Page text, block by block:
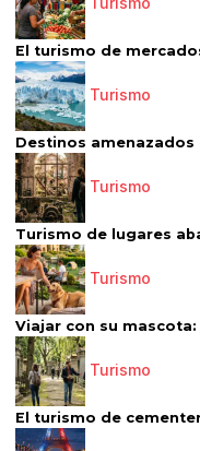
El turismo de
Turismo
Destinos
Turismo
Turismo de lugares
Turismo
Viajar con su
Turismo
El turismo de